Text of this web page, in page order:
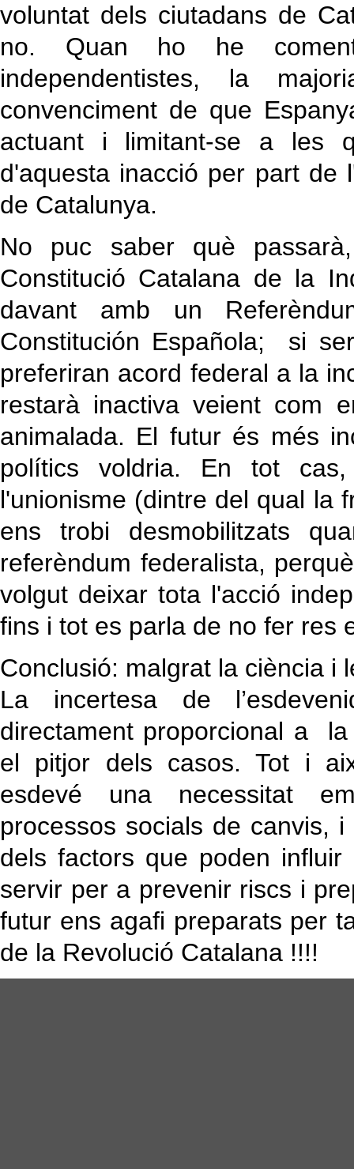
voluntat dels ciutadans de
no. Quan ho he
independentistes, la
convenciment de que
actuant i limitant-se a les
d'aquesta inacció per part de
de Catalunya.
No puc saber què
Constitució Catalana de la
davant amb un
Constitución Española; si
preferiran acord federal a la
restarà inactiva veient com
animalada. El futur és més
polítics voldria. En tot
l'unionisme (dintre del qual la
ens trobi desmobilitzats
referèndum federalista,
volgut deixar tota l'acció
fins i tot es parla de no fer res
Conclusió: malgrat la ciència i
La incertesa de
directament proporcional a
el pitjor dels casos. Tot i
esdevé una necessitat
processos socials de canvis,
dels factors que poden
servir per a prevenir riscs i
futur ens agafi preparats per
de la Revolució Catalana !!!!